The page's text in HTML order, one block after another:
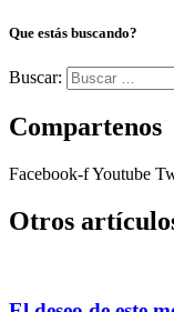
Que estás buscando?
Buscar:
Compartenos
Facebook-fYoutube
Otros